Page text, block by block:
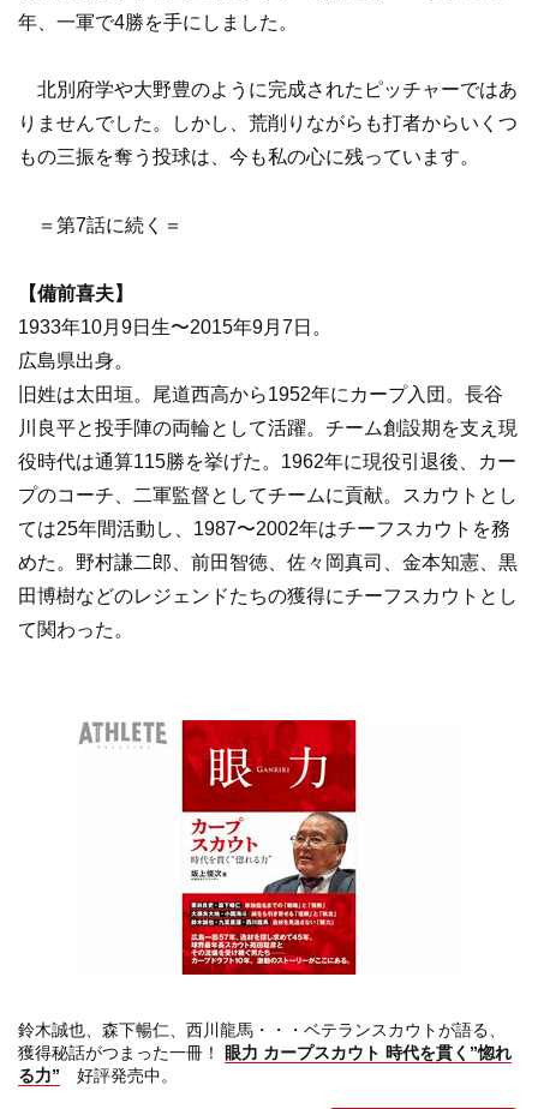
年、一軍で4勝を手にしました。
北別府学や大野豊のように完成されたピッチャーではあ
りませんでした。しかし、荒削りながらも打者からいくつ
もの三振を奪う投球は、今も私の心に残っています。
＝第7話に続く＝
【備前喜夫】
1933年10月9日生〜2015年9月7日。
広島県出身。
旧姓は太田垣。尾道西高から1952年にカープ入団。長谷
川良平と投手陣の両輪として活躍。チーム創設期を支え現
役時代は通算115勝を挙げた。1962年に現役引退後、カー
プのコーチ、二軍監督としてチームに貢献。スカウトとし
ては25年間活動し、1987〜2002年はチーフスカウトを務
めた。野村謙二郎、前田智徳、佐々岡真司、金本知憲、黒
田博樹などのレジェンドたちの獲得にチーフスカウトとし
て関わった。
鈴木誠也、森下暢仁、西川龍馬・・・ベテランスカウトが語る、
獲得秘話がつまった一冊！
眼力 カープスカウト 時代を貫く”惚れ
る力” 好評発売中。